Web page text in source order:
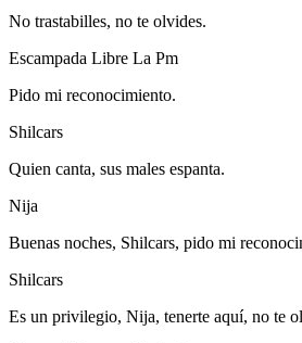
No trastabilles, no te olvides.
Escampada Libre La Pm
Pido mi reconocimiento.
Shilcars
Quien canta, sus males espanta.
Nija
Buenas noches, Shilcars, pido mi
Shilcars
Es un privilegio, Nija, tenerte aquí, no te